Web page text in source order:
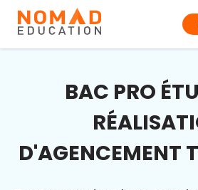
BAC PRO
D'AGENCEMENT